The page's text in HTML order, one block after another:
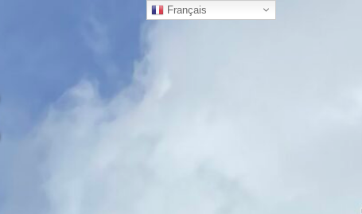
Français